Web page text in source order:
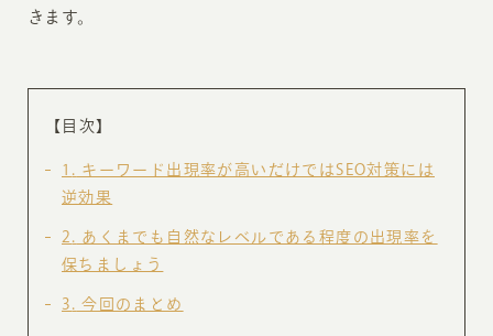
きます。
【目次】
1
キーワード出現率が高いだけではSEO対策には
逆効果
2
あくまでも自然なレベルである程度の出現率を
保ちましょう
3 今回のまとめ